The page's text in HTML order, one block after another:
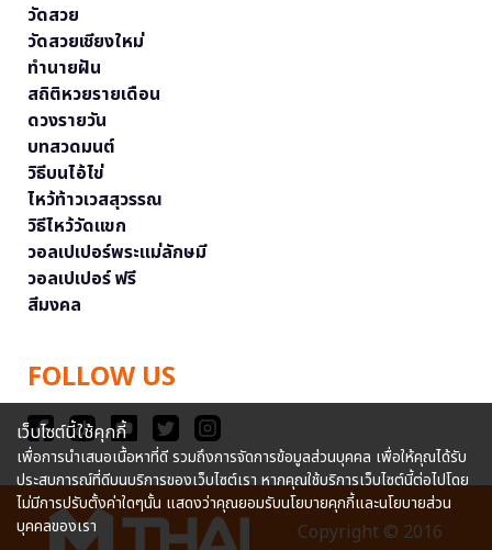
วัดสวย
วัดสวยเชียงใหม่
ทำนายฝัน
สถิติหวยรายเดือน
ดวงรายวัน
บทสวดมนต์
วิธีบนไอ้ไข่
ไหว้ท้าวเวสสุวรรณ
วิธีไหว้วัดแขก
วอลเปเปอร์พระแม่ลักษมี
วอลเปเปอร์ ฟรี
สีมงคล
FOLLOW US
Copyright © 2016
เว็บไซต์นี้ใช้คุกกี้
เพื่อการนำเสนอเนื้อหาที่ดี รวมถึงการจัดการข้อมูลส่วนบุคคล เพื่อให้คุณได้รับ
ประสบการณ์ที่ดีบนบริการของเว็บไซต์เรา หากคุณใช้บริการเว็บไซต์นี้ต่อไปโดย
ไม่มีการปรับตั้งค่าใดๆนั้น แสดงว่าคุณยอมรับนโยบายคุกกี้และนโยบายส่วน
บุคคลของเรา